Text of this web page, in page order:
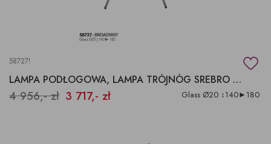
58727!
LAMPA PODŁOGOWA, LAMPA TRÓJNÓG SREBRO POSTARZA
4 956,- zł 3 717,- zł Glass Ø20 ↕140►180